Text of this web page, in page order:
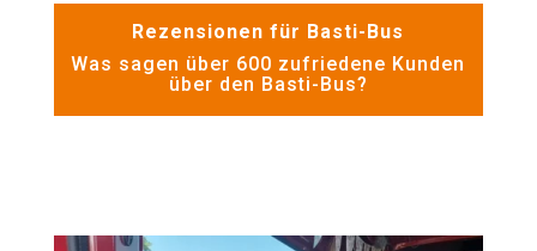
Rezensionen für Basti-Bus
Was sagen über 600 zufriedene Kunden
über den Basti-Bus?